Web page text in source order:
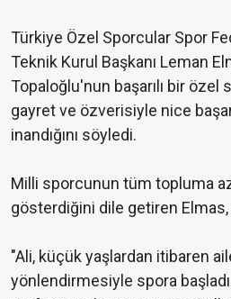
Türkiye Özel Sporcular Spor
Teknik Kurul Başkanı Leman
Topaloğlu'nun başarılı bir özel
gayret ve özverisiyle nice
inandığını söyledi.
Milli sporcunun tüm topluma
gösterdiğini dile getiren Elmas,
"Ali, küçük yaşlardan itibaren
yönlendirmesiyle spora başladı.